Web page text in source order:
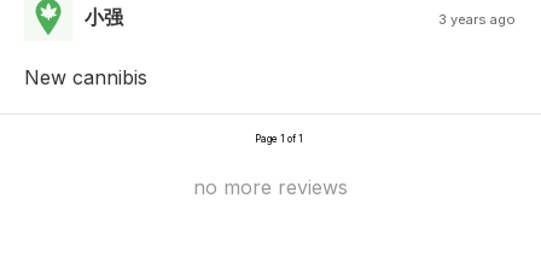
小强 3 years ago
New cannibis
Page 1 of 1
no more reviews